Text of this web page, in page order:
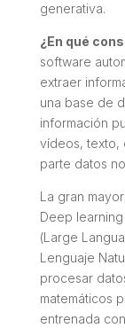
generativa.
¿En qué
software
extraer
una base de
información
vídeos, texto,
parte datos
La gran
Deep learning
(Large
Lenguaje
procesar
matemáticos
entrenada